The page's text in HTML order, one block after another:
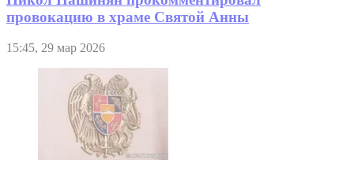
провокацию в храме Святой Анны
15:45, 29 мар 2026